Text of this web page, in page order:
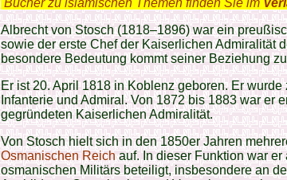
Bücher zu islamischen Themen finden Sie im
Albrecht von Stosch (1818–1896) war ein
sowie der erste Chef der Kaiserlichen Admiralität
besondere Bedeutung kommt seiner Beziehung
Er ist 20. April 1818 in Koblenz geboren. Er
Infanterie und Admiral. Von 1872 bis 1883 war er
gegründeten Kaiserlichen Admiralität.
Von Stosch hielt sich in den 1850er Jahren
Osmanischen Reichauf. In dieser Funktion war
osmanischen Militärs beteiligt, insbesondere an